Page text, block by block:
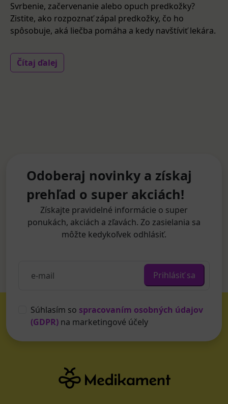
Svrbenie, začervenanie alebo opuch predkožky?
Zistite, ako rozpoznať zápal predkožky, čo ho
spôsobuje, aká liečba pomáha a kedy navštíviť lekára.
Čítaj ďalej
Odoberaj novinky a získaj
prehľad o super akciách!
Získajte pravidelné informácie o super
ponukách, akciách a zľavách. Zo zasielania sa
môžte kedykoľvek odhlásiť.
Prihlásiť sa
Súhlasím so spracovaním osobných údajov
(GDPR) na marketingové účely